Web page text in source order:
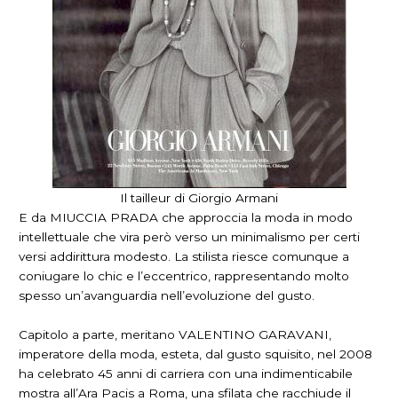
Il tailleur di Giorgio Armani
E da MIUCCIA PRADA che approccia la moda in modo
intellettuale che vira però verso un minimalismo per certi
versi addirittura modesto. La stilista riesce comunque a
coniugare lo chic e l’eccentrico, rappresentando molto
spesso un’avanguardia nell’evoluzione del gusto.
Capitolo a parte, meritano VALENTINO GARAVANI,
imperatore della moda, esteta, dal gusto squisito, nel 2008
ha celebrato 45 anni di carriera con una indimenticabile
mostra all’Ara Pacis a Roma, una sfilata che racchiude il